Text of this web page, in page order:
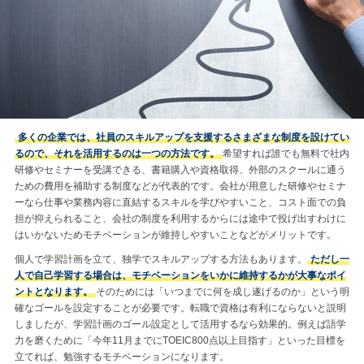
多くの企業では、社員のスキルアップを支援するさまざまな制度を設けてい
るので、それを活用するのは一つの方法です。 希望すれば誰でも無料で社内
研修やセミナーを受講できる、書籍購入や資格取得、外部のスクールに通う
ための費用を補助する制度などが代表的です。会社が用意した研修やセミナ
ーなら仕事や業務内容に直結するスキルを学びやすいこと、コスト面での負
担が抑えられること、会社の制度を利用するからには途中で投げ出すわけに
はいかないためモチベーションが維持しやすいことなどがメリットです。
個人で学習計画を立て、独学でスキルアップする方法もあります。
ただし一
人で自己学習する場合は、モチベーションをいかに維持するかが大事なポイ
ントとなります。 そのためには「いつまでに何を成し遂げるのか」という明
確なゴールを設定することが必要です。転職で資格は有利にならないと説明
しましたが、学習計画のゴール設定として活用するなら効果的。例えば語学
力を磨くために「今年11月までにTOEIC800点以上目指す」といった目標を
立てれば、勉強するモチベーションになります。